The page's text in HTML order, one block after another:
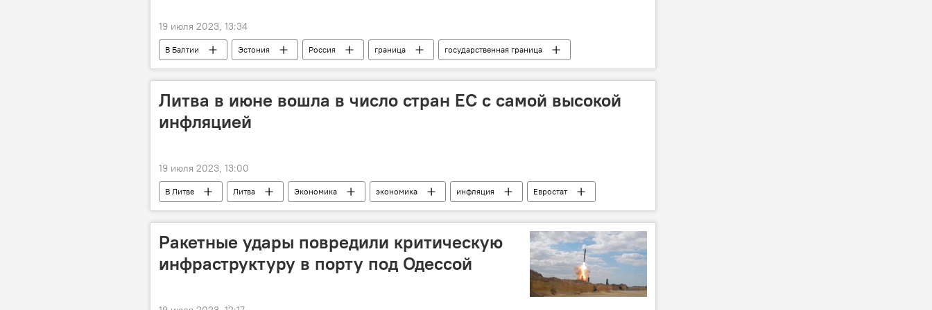
19 июля 2023, 13:34
В Балтии Эстония Россия граница
государственная граница
очереди на границах
пробки путешествия
Литва в июне вошла в число стран ЕС с самой высокой
инфляцией
19 июля 2023, 13:00
В Литве Литва Экономика экономика инфляция
Евростат
статистика
Ракетные удары повредили критическую
инфраструктуру в порту под Одессой